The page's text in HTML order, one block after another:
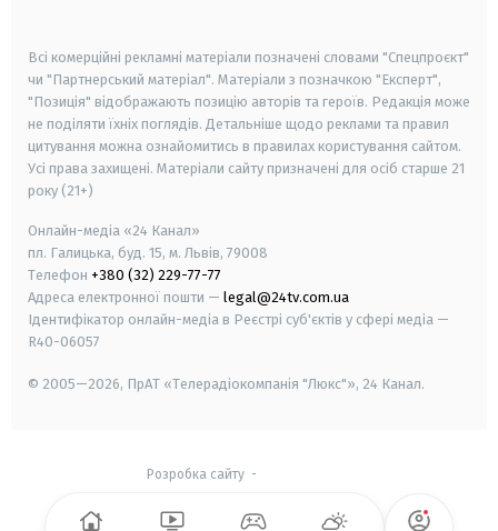
Всі комерційні рекламні матеріали позначені словами "Спецпроєкт"
чи "Партнерський матеріал". Матеріали з позначкою "Експерт",
"Позиція" відображають позицію авторів та героїв. Редакція може
не поділяти їхніх поглядів. Детальніше щодо реклами та правил
цитування можна ознайомитись в правилах користування сайтом.
Усі права захищені. Матеріали сайту призначені для осіб старше 21
року (21+)
Онлайн-медіа «24 Канал»
пл. Галицька, буд. 15, м. Львів, 79008
Телефон +380 (32) 229-77-77
Адреса електронної пошти — legal@24tv.com.ua
Ідентифікатор онлайн-медіа в Реєстрі суб'єктів у сфері медіа —
R40-06057
© 2005—2026, ПрАТ «Телерадіокомпанія "Люкс"», 24 Канал.
Розробка сайту-